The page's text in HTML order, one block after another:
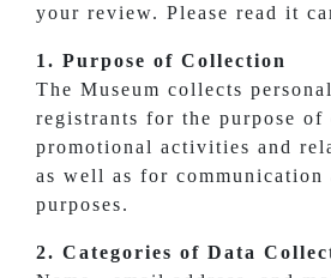
your review. Please read it
1. Purpose of Collection
The Museum collects
registrants for the purpose of
promotional activities and
as well as for
purposes.
2. Categories of Data